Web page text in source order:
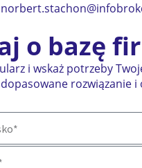
o bazę
i wskaż potrzeby
rozwiązanie i